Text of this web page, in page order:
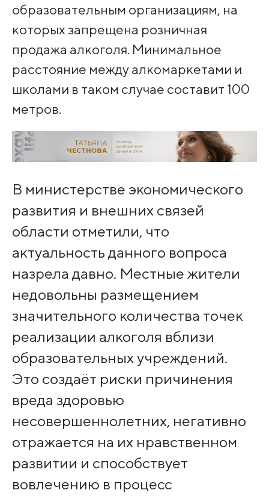
образовательным организациям, на
которых запрещена розничная
продажа алкоголя. Минимальное
расстояние между алкомаркетами и
школами в таком случае составит 100
метров.
В министерстве экономического
развития и внешних связей
области отметили, что
актуальность данного вопроса
назрела давно. Местные жители
недовольны размещением
значительного количества точек
реализации алкоголя вблизи
образовательных учреждений.
Это создаёт риски причинения
вреда здоровью
несовершеннолетних, негативно
отражается на их нравственном
развитии и способствует
вовлечению в процесс